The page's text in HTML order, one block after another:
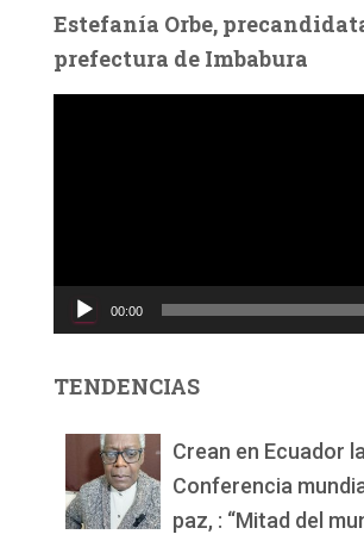
Estefanía Orbe,
prefectura de Imbabura
c
d
00:00
TENDENCIAS
Crean en Ecuador
Conferencia
paz, : “Mitad del